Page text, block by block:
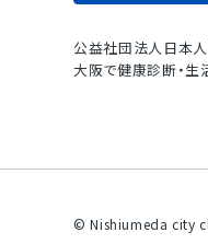
公益社団法人日本
大阪で健康診断・生
© Nishiumeda city